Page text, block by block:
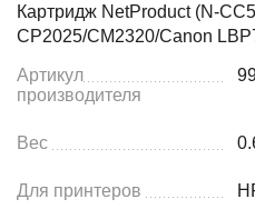
Картридж NetProduct (N-
CP2025/CM2320/Canon
Артикул
производителя
Вес
Для принтеров